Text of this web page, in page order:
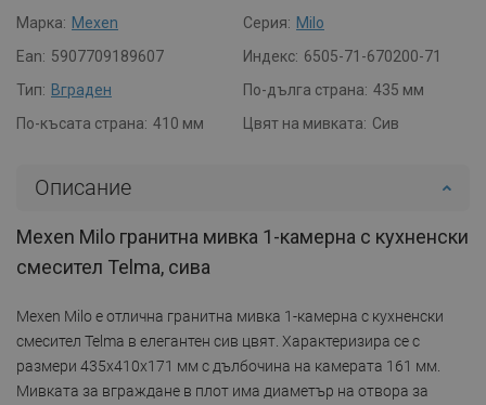
Марка: Mexen Серия: Milo
Ean: 5907709189607 Индекс: 6505-71-670200-71
Тип: Вграден По-дълга страна: 435 мм
По-късата страна: 410 мм Цвят на мивката: Сив
Описание
Mexen Milo гранитна мивка 1-камерна с кухненски
смесител Telma, сива
Mexen Milo е отлична гранитна мивка 1-камерна с кухненски
смесител Telma в елегантен сив цвят. Характеризира се с
размери 435x410x171 мм с дълбочина на камерата 161 мм.
Мивката за вграждане в плот има диаметър на отвора за